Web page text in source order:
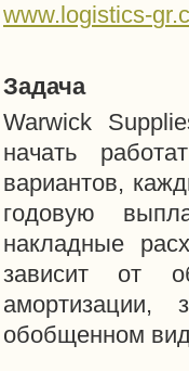
www. logistics-gr.
Задача
Warwick
начать
вариантов,
годовую
накладные
зависит от
обобщенном